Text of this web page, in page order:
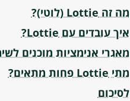
מה זה Lottie (לוטי)?
איך עובדים עם Lottie?
מאגרי אנימציות מוכנים
מתי Lottie פחות מתאים?
לסיכום